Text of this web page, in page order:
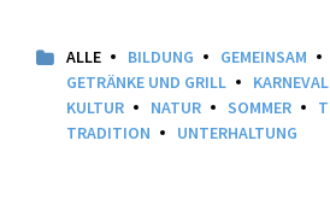
ALLE BILDUNG
GEMEINSAM
GETRÄNKE UND GRILL
KARNEVAL
KULTUR
NATUR SOMMER
TRADITION
UNTERHALTUNG